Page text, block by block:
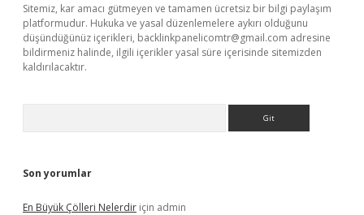
Sitemiz, kar amacı gütmeyen ve tamamen ücretsiz bir bilgi paylaşım
platformudur. Hukuka ve yasal düzenlemelere aykırı olduğunu
düşündüğünüz içerikleri, backlinkpanelicomtr@gmail.com adresine
bildirmeniz halinde, ilgili içerikler yasal süre içerisinde sitemizden
kaldırılacaktır.
Son yorumlar
En Büyük Çölleri Nelerdir için admin